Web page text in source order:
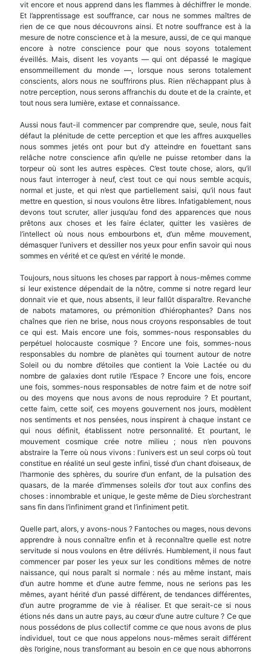
vit encore et nous apprend dans les flammes à déchiffrer le monde.
Et l’appren­tissage est souffrance, car nous ne sommes maîtres de
rien de ce que nous découvrons ainsi. Et notre souffrance est à la
mesure de notre conscience et à la mesure, aussi, de ce qui manque
encore à notre conscience pour que nous soyons totalement
éveillés. Mais, disent les voyants — qui ont dépassé le magique
ensommeillement du monde —, lorsque nous serons totalement
conscients, alors nous ne souffrirons plus. Rien n’échappant plus à
notre perception, nous serons affranchis du doute et de la crainte, et
tout nous sera lumière, extase et connaissance.
Aussi nous faut-il commencer par comprendre que, seule, nous fait
défaut la plénitude de cette perception et que les affres auxquelles
nous sommes jetés ont pour but d’y atteindre en fouettant sans
relâche notre conscience afin qu’elle ne puisse re­tomber dans la
torpeur où sont les autres espèces. C’est toute chose, alors, qu’il
nous faut interroger à neuf, c’est tout ce qui nous semble acquis,
normal et juste, et qui n’est que partiellement saisi, qu’il nous faut
mettre en question, si nous voulons être libres. Infatigablement, nous
devons tout scru­ter, aller jusqu’au fond des apparences que nous
prêtons aux choses et les faire éclater, quitter les vasières de
l’intellect où nous nous embourbons et, d’un même mouvement,
démasquer l’univers et des­siller nos yeux pour enfin savoir qui nous
sommes en vérité et ce qu’est en vérité le monde.
Toujours, nous situons les choses par rapport à nous-mêmes comme
si leur existence dépendait de la nôtre, comme si notre regard leur
donnait vie et que, nous absents, il leur fallût disparaître. Revanche
de nabots matamores, ou prémonition d’hiérophantes? Dans nos
chaînes que rien ne brise, nous nous croyons responsables de tout
ce qui est. Mais encore une fois, sommes-nous responsables du
perpétuel holocauste cosmique ? Encore une fois, sommes-nous
responsables du nombre de planètes qui tournent autour de notre
Soleil ou du nombre d’étoiles que contient la Voie Lactée ou du
nombre de galaxies dont rutile l’Espace ? Encore une fois, encore
une fois, sommes-nous responsables de notre faim et de notre soif
ou des moyens que nous avons de nous reproduire ? Et pourtant,
cette faim, cette soif, ces moyens gouvernent nos jours, modèlent
nos sentiments et nos pensées, nous inspirent à chaque instant ce
qui nous définit, établissent notre person­nalité. Et pourtant, le
mouvement cosmique crée notre milieu ; nous n’en pouvons
abstraire la Terre où nous vivons : l’univers est un seul corps où tout
constitue en réalité un seul geste infini, tissé d’un chant d’oiseaux, de
l’harmonie des sphères, du sou­rire d’un enfant, de la pulsation des
quasars, de la marée d’immenses soleils d’or tout aux confins des
choses : innombrable et unique, le geste même de Dieu s’orchestrant
sans fin dans l’infiniment grand et l’infiniment petit.
Quelle part, alors, y avons-nous ? Fantoches ou mages, nous devons
apprendre à nous connaître enfin et à reconnaître quelle est notre
servitude si nous voulons en être délivrés. Humblement, il nous faut
commencer par poser les yeux sur les condi­tions mêmes de notre
naissance, qui nous paraît si normale : nés au même instant, mais
d’un autre homme et d’une autre femme, nous ne serions pas les
mêmes, ayant hérité d’un passé différent, de tendances différentes,
d’un autre programme de vie à réaliser. Et que serait-ce si nous
étions nés dans un autre pays, au cœur d’une autre culture ? Ce que
nous possédons de plus collectif comme ce que nous avons de plus
individuel, tout ce que nous appelons nous-mêmes serait différent
dès l’origine, nous transformant au besoin en ce que nous abhorrons